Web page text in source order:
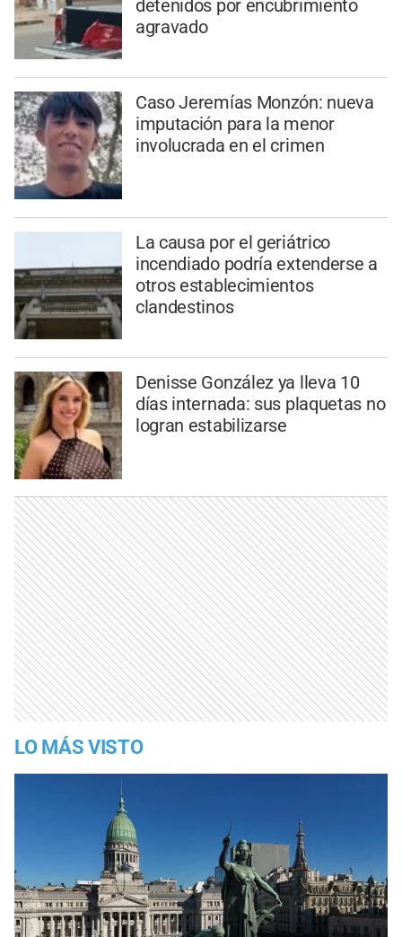
detenidos por encubrimiento
agravado
Caso Jeremías Monzón: nueva
imputación para la menor
involucrada en el crimen
La causa por el geriátrico
incendiado podría extenderse a
otros establecimientos
clandestinos
Denisse González ya lleva 10
días internada: sus plaquetas no
logran estabilizarse
LO MÁS VISTO